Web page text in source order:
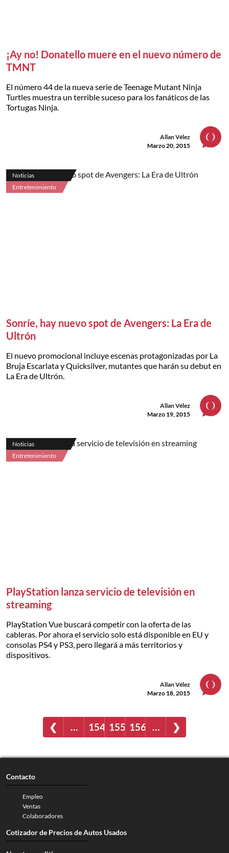
¡Ay no! Donatello muere en el nuevo número de
TMNT
El número 44 de la nueva serie de Teenage Mutant Ninja
Turtles muestra un terrible suceso para los fanáticos de las
Tortugas Ninja.
Allan Vélez
Marzo 20, 2015
Noticias
Entretenimiento
Sonríe, hay nuevo spot de Avengers: La Era de
Ultrón
El nuevo promocional incluye escenas protagonizadas por La
Bruja Escarlata y Quicksilver, mutantes que harán su debut en
La Era de Ultrón.
Allan Vélez
Marzo 19, 2015
Noticias
Entretenimiento
PlayStation lanza servicio de televisión en
streaming
PlayStation Vue buscará competir con la oferta de las
cableras. Por ahora el servicio solo está disponible en EU y
consolas PS4 y PS3, pero llegará a más territorios y
dispositivos.
Allan Vélez
Marzo 18, 2015
❮ … 154 155 156 … ❯
Contacto
Empleo
Ventas
Colaboradores
Cotizador de Precios de Autos Usados